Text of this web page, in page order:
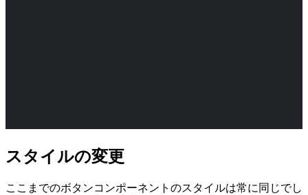
スタイルの変更
ここまでのボタンコンポーネントのスタイルは常に同じでし